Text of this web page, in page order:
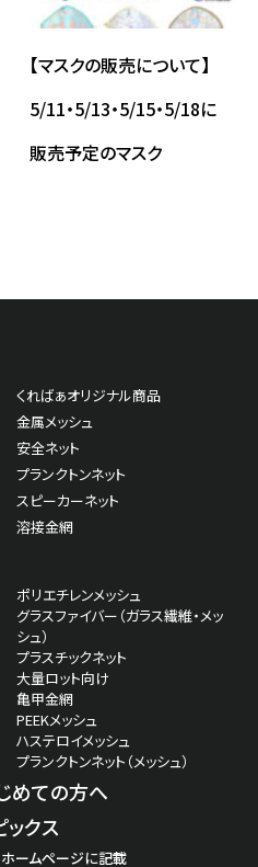
【マスクの販売について】
5/11・5/13・5/15・5/18に
販売予定のマスク
くればぁオリジナル商品
金属メッシュ
安全ネット
プランクトンネット
スピーカーネット
溶接金網
ポリエチレンメッシュ
グラスファイバー（ガラス繊維・メッ
シュ）
プラスチックネット
大量ロット向け
亀甲金網
PEEKメッシュ
ハステロイメッシュ
プランクトンネット（メッシュ）
めての方へ
ックス
ームページに記載